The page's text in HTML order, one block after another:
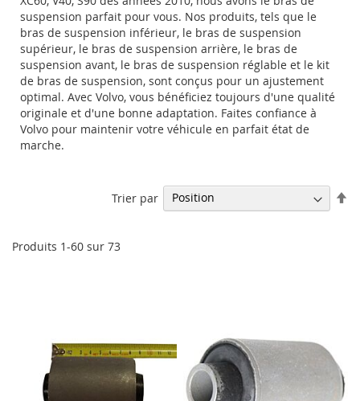
suspension parfait pour vous. Nos produits, tels que le
bras de suspension inférieur, le bras de suspension
supérieur, le bras de suspension arrière, le bras de
suspension avant, le bras de suspension réglable et le kit
de bras de suspension, sont conçus pour un ajustement
optimal. Avec Volvo, vous bénéficiez toujours d'une qualité
originale et d'une bonne adaptation. Faites confiance à
Volvo pour maintenir votre véhicule en parfait état de
marche.
Produits 1-60 sur 73
Trier par